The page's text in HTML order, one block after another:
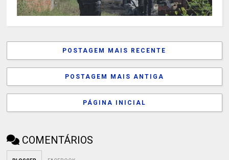
POSTAGEM MAIS RECENTE
POSTAGEM MAIS ANTIGA
PÁGINA INICIAL
COMENTÁRIOS